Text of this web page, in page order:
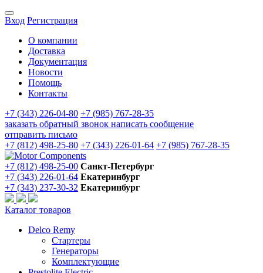
Вход Регистрация
О компании
Доставка
Документация
Новости
Помощь
Контакты
+7 (343) 226-04-80 +7 (985) 767-28-35
заказать обратный звонок написать сообщение
отправить письмо
+7 (812) 498-25-80 +7 (343) 226-01-64 +7 (985) 767-28-35
+7 (812) 498-25-00 Санкт-Петербург
+7 (343) 226-01-64 Екатеринбург
+7 (343) 237-30-32 Екатеринбург
Каталог товаров
Delco Remy
Стартеры
Генераторы
Комплектующие